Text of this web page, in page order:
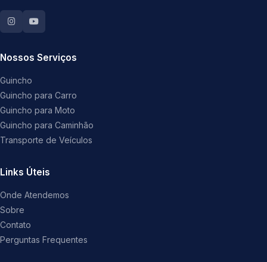
Nossos Serviços
Guincho
Guincho para Carro
Guincho para Moto
Guincho para Caminhão
Transporte de Veículos
Links Úteis
Onde Atendemos
Sobre
Contato
Perguntas Frequentes